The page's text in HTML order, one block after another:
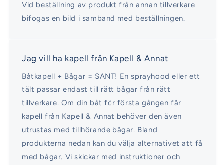
Vid beställning av produkt från annan tillverkare
bifogas en bild i samband med beställningen.
Jag vill ha kapell från Kapell & Annat
Båtkapell + Bågar = SANT! En sprayhood eller ett
tält passar endast till rätt bågar från rätt
tillverkare. Om din båt för första gången får
kapell från Kapell & Annat behöver den även
utrustas med tillhörande bågar. Bland
produkterna nedan kan du välja alternativet att få
med bågar. Vi skickar med instruktioner och